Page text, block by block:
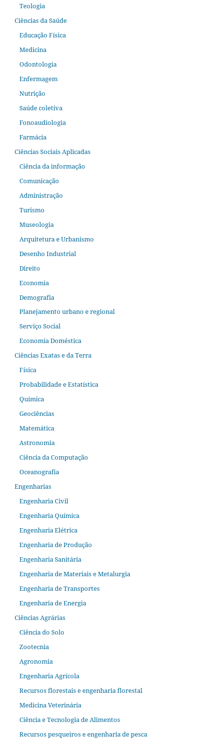
Teologia
Ciências da Saúde
Educação Física
Medicina
Odontologia
Enfermagem
Nutrição
Saúde coletiva
Fonoaudiologia
Farmácia
Ciências Sociais Aplicadas
Ciência da informação
Comunicação
Administração
Turismo
Museologia
Arquitetura e Urbanismo
Desenho Industrial
Direito
Economia
Demografia
Planejamento urbano e regional
Serviço Social
Economia Doméstica
Ciências Exatas e da Terra
Física
Probabilidade e Estatística
Química
Geociências
Matemática
Astronomia
Ciência da Computação
Oceanografia
Engenharias
Engenharia Civil
Engenharia Química
Engenharia Elétrica
Engenharia de Produção
Engenharia Sanitária
Engenharia de Materiais e Metalurgia
Engenharia de Transportes
Engenharia de Energia
Ciências Agrárias
Ciência do Solo
Zootecnia
Agronomia
Engenharia Agrícola
Recursos florestais e engenharia florestal
Medicina Veterinária
Ciência e Tecnologia de Alimentos
Recursos pesqueiros e engenharia de pesca